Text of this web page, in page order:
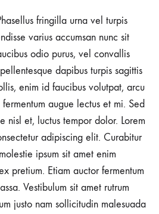
fringilla urna vel turpis
varius accumsan nunc sit
odio purus, vel convallis
dapibus turpis sagittis
enim id faucibus volutpat, arcu
augue lectus et mi. Sed
nisl et, luctus tempor dolor. Lorem
adipiscing elit. Curabitur
ipsum sit amet enim
pretium. Etiam auctor fermentum
Vestibulum sit amet rutrum
justo nam sollicitudin malesuada